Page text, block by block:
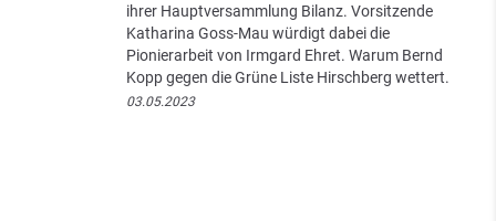
ihrer Hauptversammlung Bilanz. Vorsitzende
Katharina Goss-Mau würdigt dabei die
Pionierarbeit von Irmgard Ehret. Warum Bernd
Kopp gegen die Grüne Liste Hirschberg wettert.
03.05.2023